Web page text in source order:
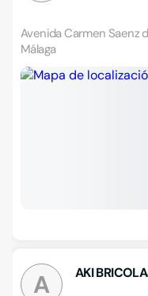
Avenida Carmen Saenz
Málaga
A AKI